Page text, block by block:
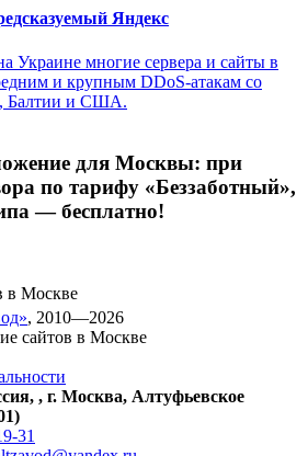
Яндекс
Украине многие сервера и сайты в
и крупным DDoS-атакам со
Балтии и США.
для Москвы: при
по тарифу «Беззаботный»,
— бесплатно!
, 2010—2026
сайтов в Москве
, , г. Москва, Алтуфьевское
31